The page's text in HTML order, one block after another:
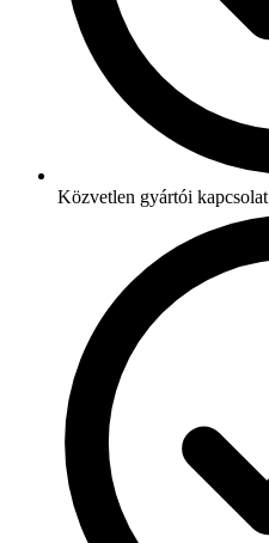
Közvetlen gyártói kapcsolat